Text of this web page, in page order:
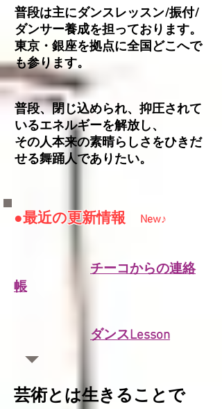
普段は主にダンスレッスン/振付/
ダンサー養成を担っております。
東京・銀座を拠点に全国どこへで
も参ります。
普段、閉じ込められ、抑圧されて
いるエネルギーを解放し、
その人本来の素晴らしさをひきだ
せる舞踊人でありたい。
●最近の更新情報 New♪
チーコからの連絡
帳
ダンスLesson
芸術とは生きることで